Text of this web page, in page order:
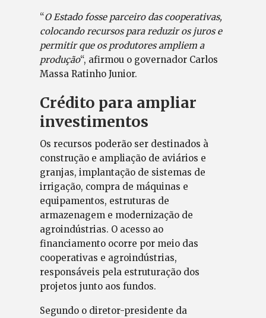
“O Estado fosse parceiro das cooperativas,
colocando recursos para reduzir os juros e
permitir que os produtores ampliem a
produção“, afirmou o governador Carlos
Massa Ratinho Junior.
Crédito para ampliar
investimentos
Os recursos poderão ser destinados à
construção e ampliação de aviários e
granjas, implantação de sistemas de
irrigação, compra de máquinas e
equipamentos, estruturas de
armazenagem e modernização de
agroindústrias. O acesso ao
financiamento ocorre por meio das
cooperativas e agroindústrias,
responsáveis pela estruturação dos
projetos junto aos fundos.
Segundo o diretor-presidente da